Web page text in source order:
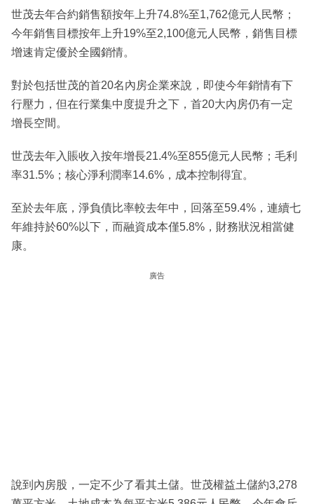
世茂去年合約銷售額按年上升74.8%至1,762億元人民幣；
今年銷售目標按年上升19%至2,100億元人民幣，銷售目標
增速肯定優於全國銷情。
對於包括世茂的首20名內房企業來說，即使今年銷情有下
行壓力，但在行業集中度提升之下，首20大內房仍有一定
增長空間。
世茂去年入賬收入按年增長21.4%至855億元人民幣；毛利
率31.5%；核心淨利潤率14.6%，成本控制得宜。
至於去年底，淨負債比率較去年中，回落至59.4%，連續七
年維持於60%以下，而融資成本僅5.8%，財務狀況相當健
康。
廣告
說到內房股，一定不少了看其土儲。世茂權益土儲約3,278